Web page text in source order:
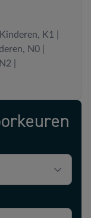
K1 |
N0 |
|